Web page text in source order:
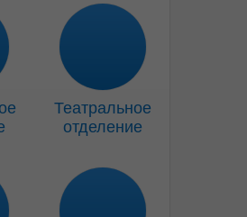
Театральное
отделение